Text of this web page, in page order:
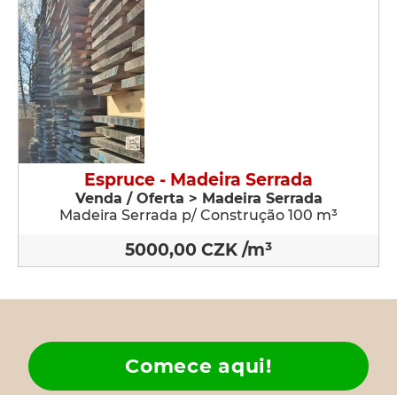
Espruce - Madeira Serrada
Venda / Oferta > Madeira Serrada
Madeira Serrada p/ Construção 100 m³
5000,00 CZK /m³
Comece aqui!